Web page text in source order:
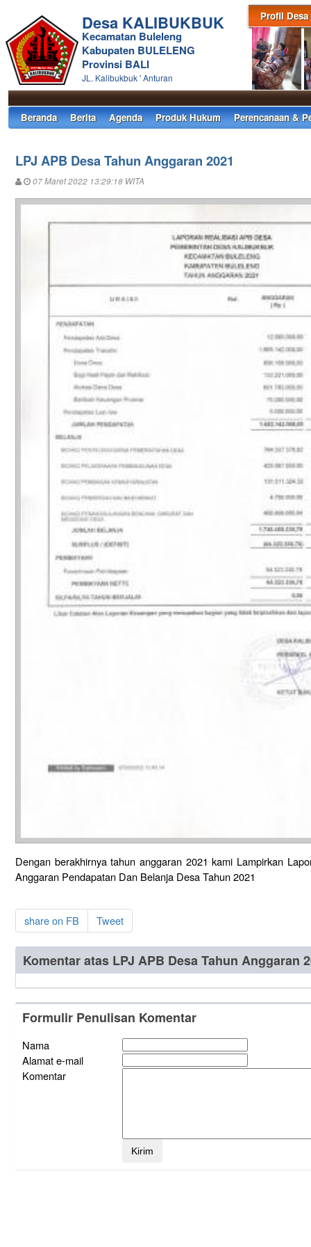
Profil Desa
Desa KALIBUKBUK
Kecamatan Buleleng
Kabupaten BULELENG
Provinsi BALI
JL. Kalibukbuk ' Anturan
Beranda Berita Agenda Produk Hukum Perencanaan &
LPJ APB Desa Tahun Anggaran 2021
07 Maret 2022 13:29:18 WITA
Dengan berakhirnya tahun anggaran 2021 kami Lampirkan
Anggaran Pendapatan Dan Belanja Desa Tahun 2021
share on FB Tweet
Komentar atas LPJ APB Desa Tahun Anggaran
Formulir Penulisan Komentar
Nama
Alamat e-mail
Komentar